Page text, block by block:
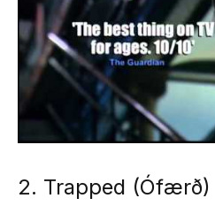
2. Trapped (Ófærð)